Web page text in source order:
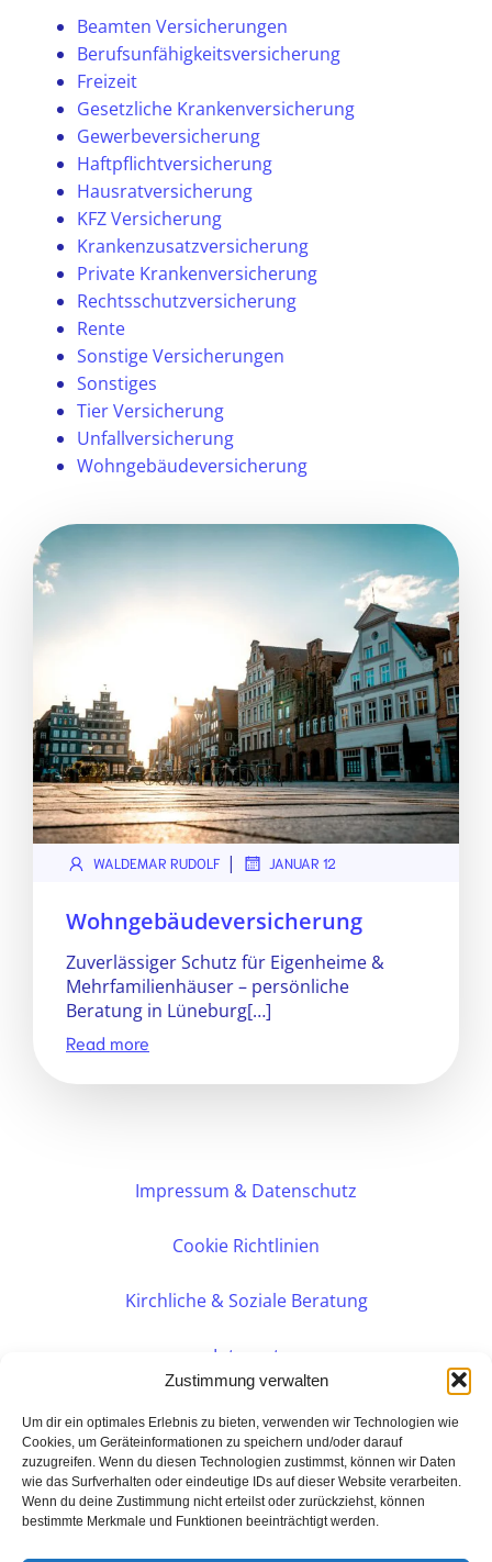
Zustimmung verwalten
Um dir ein optimales Erlebnis zu bieten, verwenden wir Technologien wie
Cookies, um Geräteinformationen zu speichern und/oder darauf
zuzugreifen. Wenn du diesen Technologien zustimmst, können wir Daten
wie das Surfverhalten oder eindeutige IDs auf dieser Website verarbeiten.
Wenn du deine Zustimmung nicht erteilst oder zurückziehst, können
bestimmte Merkmale und Funktionen beeinträchtigt werden.
Beamten Versicherungen
Berufsunfähigkeitsversicherung
Freizeit
Gesetzliche Krankenversicherung
Gewerbeversicherung
Haftpflichtversicherung
Hausratversicherung
KFZ Versicherung
Krankenzusatzversicherung
Private Krankenversicherung
Rechtsschutzversicherung
Rente
Sonstige Versicherungen
Sonstiges
Tier Versicherung
Unfallversicherung
Wohngebäudeversicherung
WALDEMAR RUDOLF | JANUAR 12
Wohngebäudeversicherung
Zuverlässiger Schutz für Eigenheime &
Mehrfamilienhäuser – persönliche
Beratung in Lüneburg[…]
Read more
Impressum & Datenschutz
Cookie Richtlinien
Kirchliche & Soziale Beratung
Intranet
PERSÖNLICHE BERATUNG